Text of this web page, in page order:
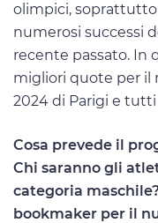
olimpici, soprattutto
numerosi successi
recente passato. In
migliori quote per il
2024 di Parigi e
Cosa prevede il
Chi saranno gli
categoria
bookmaker per il